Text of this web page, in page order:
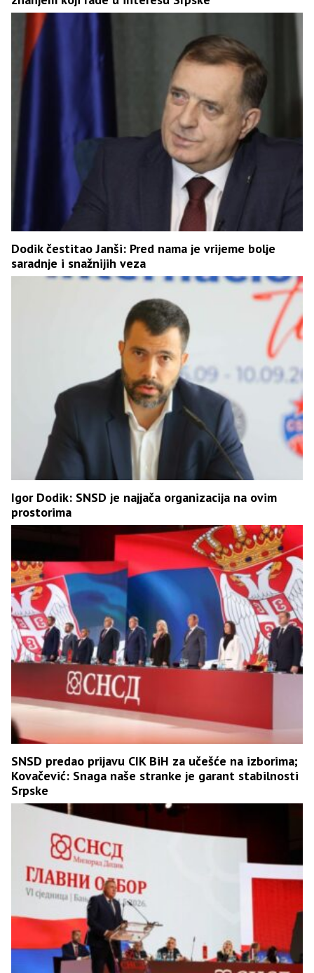
Dodik čestitao Janši: Pred nama je vrijeme bolje
saradnje i snažnijih veza
Igor Dodik: SNSD je najjača organizacija na ovim
prostorima
SNSD predao prijavu CIK BiH za učešće na izborima;
Kovačević: Snaga naše stranke je garant stabilnosti
Srpske